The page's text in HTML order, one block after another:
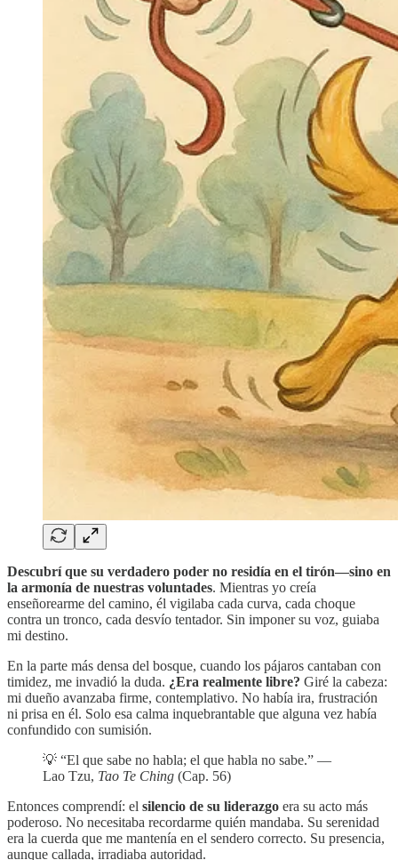
Descubrí que su verdadero poder no residía en el tirón—sino en
la armonía de nuestras voluntades. Mientras yo creía
enseñorearme del camino, él vigilaba cada curva, cada choque
contra un tronco, cada desvío tentador. Sin imponer su voz, guiaba
mi destino.
En la parte más densa del bosque, cuando los pájaros cantaban con
timidez, me invadió la duda. ¿Era realmente libre? Giré la cabeza:
mi dueño avanzaba firme, contemplativo. No había ira, frustración
ni prisa en él. Solo esa calma inquebrantable que alguna vez había
confundido con sumisión.
💡 “El que sabe no habla; el que habla no sabe.” —
Lao Tzu, Tao Te Ching (Cap. 56)
Entonces comprendí: el silencio de su liderazgo era su acto más
poderoso. No necesitaba recordarme quién mandaba. Su serenidad
era la cuerda que me mantenía en el sendero correcto. Su presencia,
aunque callada, irradiaba autoridad.